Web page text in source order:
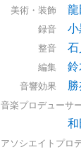
美術・装飾
録音
整音
編集
音響効果
音楽プロデューサ
アソシエイトプロ